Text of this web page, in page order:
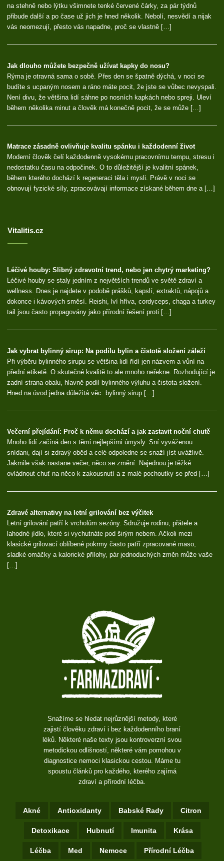
na stehně nebo lýtku všimnete tenké červené čárky, za pár týdnů
přibude další a po čase už jich je hned několik. Nebolí, nesvědí a nijak
vás neomezují, přesto vás napadne, proč se vlastně […]
Jak dlouho můžete bezpečně užívat kapky do nosu?
Rýma je otravná sama o sobě. Přes den se špatně dýchá, v noci se
budíte s ucpaným nosem a ráno máte pocit, že jste se vůbec nevyspali.
Není divu, že většina lidí sáhne po nosních kapkách nebo spreji. Uleví
během několika minut a člověk má konečně pocit, že se může […]
Matrace zásadně ovlivňuje kvalitu spánku i každodenní život
Moderní člověk čelí každodenně vysokému pracovnímu tempu, stresu i
nedostatku času na odpočinek. O to důležitější je kvalitní spánek,
během kterého dochází k regeneraci těla i mysli. Právě v noci se
obnovují fyzické síly, zpracovávají informace získané během dne a […]
Vitalitis.cz
Léčivé houby: Slibný zdravotní trend, nebo jen chytrý marketing?
Léčivé houby se staly jedním z největších trendů ve světě zdraví a
wellness. Dnes je najdete v podobě prášků, kapslí, extraktů, nápojů a
dokonce i kávových směsí. Reishi, lví hříva, cordyceps, chaga a turkey
tail jsou často propagovány jako přírodní řešení proti […]
Jak vybrat bylinný sirup: Na podílu bylin a čistotě složení záleží
Při výběru bylinného sirupu se většina lidí řídí jen názvem a vůní na
přední etiketě. O skutečné kvalitě to ale mnoho neřekne. Rozhodující je
zadní strana obalu, hlavně podíl bylinného výluhu a čistota složení.
Hned na úvod jedna důležitá věc: bylinný sirup […]
Večerní přejídání: Proč k němu dochází a jak zastavit noční chutě
Mnoho lidí začíná den s těmi nejlepšími úmysly. Sní vyváženou
snídani, dají si zdravý oběd a celé odpoledne se snaží jíst uvážlivě.
Jakmile však nastane večer, něco se změní. Najednou je těžké
ovládnout chuť na něco k zakousnutí a z malé pochoutky se před […]
Zdravé alternativy na letní grilování bez výčitek
Letní grilování patří k vrcholům sezóny. Sdružuje rodinu, přátele a
lahodné jídlo, které si vychutnáte pod širým nebem. Ačkoli mezi
klasické grilovací oblíbené pokrmy často patří zpracované maso,
sladké omáčky a kalorické přílohy, pár jednoduchých změn může vaše
[…]
Snažíme se hledat nejrůznější metody, které
zajistí člověku zdraví i bez každodenního braní
léků. Některé naše texty jsou kontroverzní svou
metodickou odlišností, některé vám pomohou v
diagnostice nemoci klasickou cestou. Máme tu
spoustu článků pro každého, kterého zajímá
zdraví a přírodní léčba.
Akné Antioxidanty Babské Rady Citron
Detoxikace Hubnutí Imunita Krása
Léčba Med Nemoce Přírodní Léčba